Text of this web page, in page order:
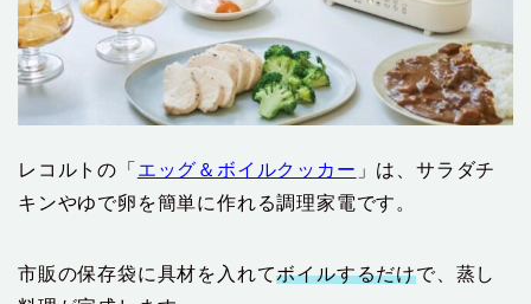
レコルトの「 エッグ＆ボイルクッカー 」は、サラダチ
キンやゆで卵を簡単に作れる調理家電です。
市販の保存袋に具材を入れてボイルするだけで、蒸し